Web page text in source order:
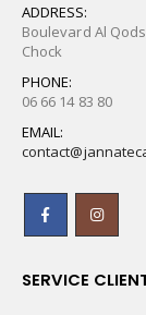
ADDRESS:
Boulevard Al
Chock
PHONE:
06 66 14 83 80
EMAIL:
SERVICE